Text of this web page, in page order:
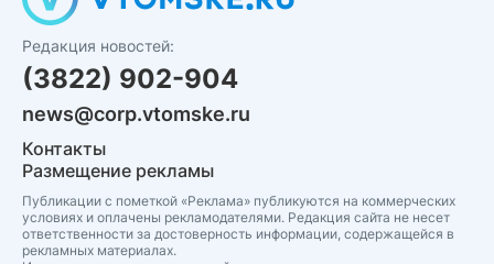
Редакция новостей:
(3822) 902-904
news@corp.vtomske.ru
Контакты
Размещение рекламы
Публикации с пометкой «Реклама» публикуются на коммерческих
условиях и оплачены рекламодателями. Редакция сайта не несет
ответственности за достоверность информации, содержащейся в
рекламных материалах.